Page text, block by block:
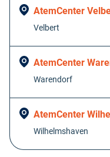
AtemCenter
Velbert
AtemCenter
Warendorf
AtemCenter
Wilhelmshaven